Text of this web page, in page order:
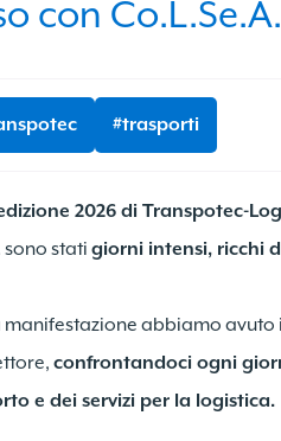
con
#trasporti
2026 di Transpotec-
sono stati giorni intensi, ricchi
manifestazione abbiamo
confrontandoci ogni
e dei servizi per la logistica.